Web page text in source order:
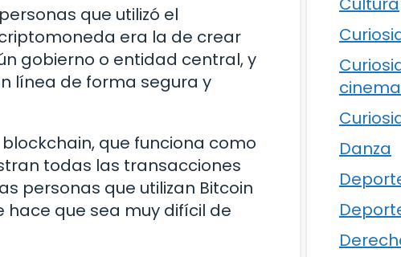
que utilizó el
era la de crear
gobierno o entidad central, y
línea de forma segura y
que funciona como
todas las transacciones
personas que utilizan Bitcoin
que sea muy difícil de
Danza